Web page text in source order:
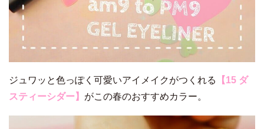
ジュワッと色っぽく可愛いアイメイクがつくれる
【15 ダ
スティーシダー】 がこの春のおすすめカラー。